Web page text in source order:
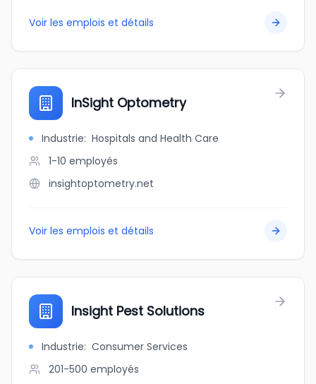
Voir les emplois et détails
InSight Optometry
Industrie: Hospitals and Health Care
1-10 employés
insightoptometry.net
Voir les emplois et détails
Insight Pest Solutions
Industrie: Consumer Services
201-500 employés